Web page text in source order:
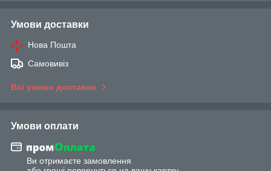
Умови доставки
Нова Пошта
Самовивіз
Всі умови доставки
Умови оплати
Ви отримаєте замовлення